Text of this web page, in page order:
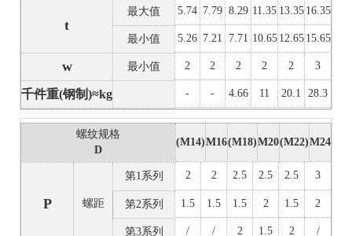
t
最大值
最小值
w 最小值
千件重(钢制)≈kg
5.74 7.79 8.29 11.35 13.35 16.35
5.26 7.21 7.71 10.65 12.65 15.65
2 2 2 2 2 3
- - 4.66 11 20.1 28.3
螺纹规格
D
(M14)M16(M18)M20(M22)M24
P 螺距
第1系列
第2系列
第3系列
2 2 2.5 2.5 2.5 3
1.5 1.5 1.5 2 1.5 2
/ / 2 1.5 2 /